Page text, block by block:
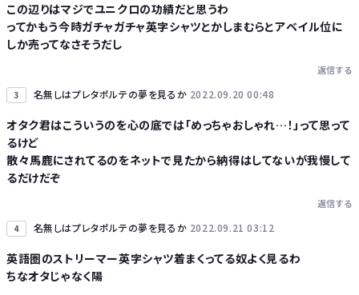
この辺りはマジでユニクロの功績だと思うわ
ってかもう今時ガチャガチャ英字シャツとかしまむらとアベイル位に
しか売ってなさそうだし
返信する
3 名無しはプレタポルテの夢を見るか 2022.09.20 00:48
オタク君はこういうのを心の底では「めっちゃおしゃれ…！」って思って
るけど
散々馬鹿にされてるのをネットで見たから納得はしてないが我慢して
るだけだぞ
返信する
4 名無しはプレタポルテの夢を見るか 2022.09.21 03:12
英語圏のストリーマー英字シャツ着まくってる奴よく見るわ
ちなオタじゃなく陽